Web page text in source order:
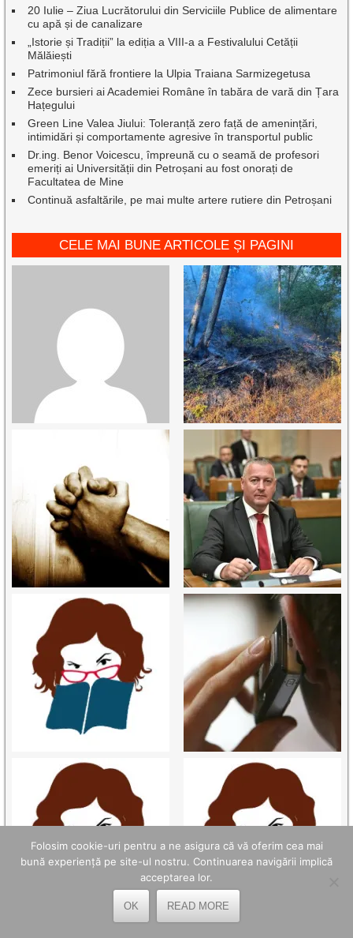
20 Iulie – Ziua Lucrătorului din Serviciile Publice de alimentare
cu apă și de canalizare
„Istorie și Tradiții” la ediția a VIII-a a Festivalului Cetății
Mălăiești
Patrimoniul fără frontiere la Ulpia Traiana Sarmizegetusa
Zece bursieri ai Academiei Române în tabăra de vară din Țara
Hațegului
Green Line Valea Jiului: Toleranță zero față de amenințări,
intimidări și comportamente agresive în transportul public
Dr.ing. Benor Voicescu, împreună cu o seamă de profesori
emeriți ai Universității din Petroșani au fost onorați de
Facultatea de Mine
Continuă asfaltările, pe mai multe artere rutiere din Petroșani
CELE MAI BUNE ARTICOLE ȘI PAGINI
Folosim cookie-uri pentru a ne asigura că vă oferim cea mai
bună experiență pe site-ul nostru. Continuarea navigării implică
acceptarea lor.
OK READ MORE